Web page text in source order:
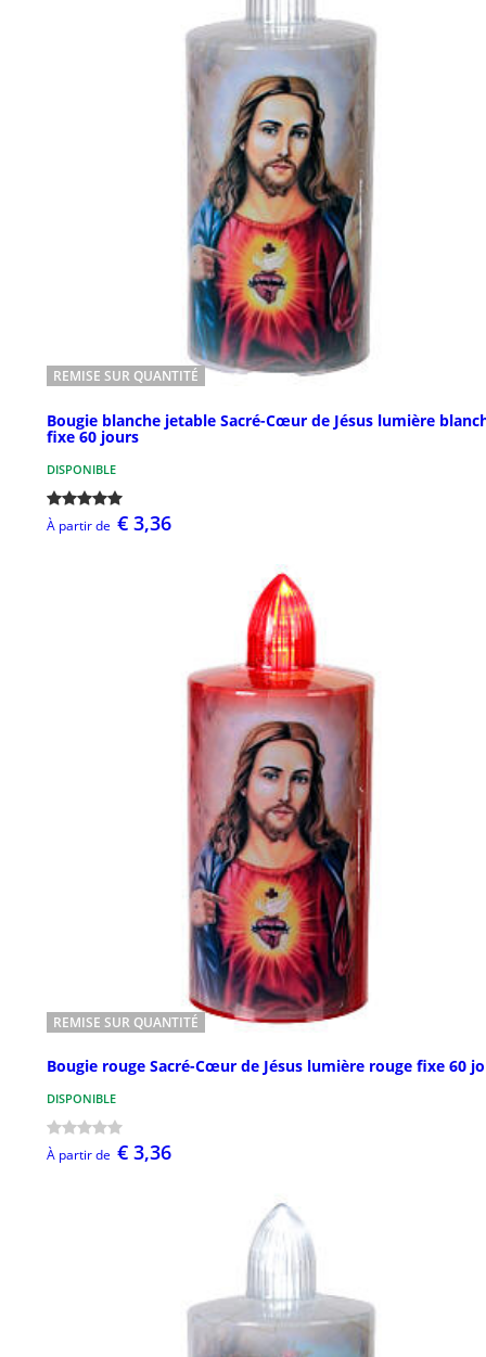
REMISE SUR QUANTITÉ
Bougie blanche jetable Sacré-Cœur de Jésus lumière
fixe 60 jours
DISPONIBLE
À partir de € 3,36
REMISE SUR QUANTITÉ
Bougie rouge Sacré-Cœur de Jésus lumière rouge fixe 60
DISPONIBLE
À partir de € 3,36